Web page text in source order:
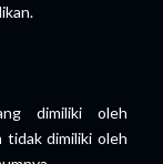
dimiliki oleh
tidak dimiliki oleh